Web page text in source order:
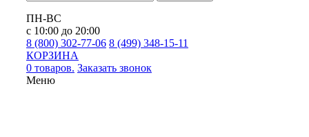
ПН-ВС
с 10:00 до 20:00
8 (800) 302-77-06 8 (499) 348-15-11
КОРЗИНА
0 товаров. Заказать звонок
Меню